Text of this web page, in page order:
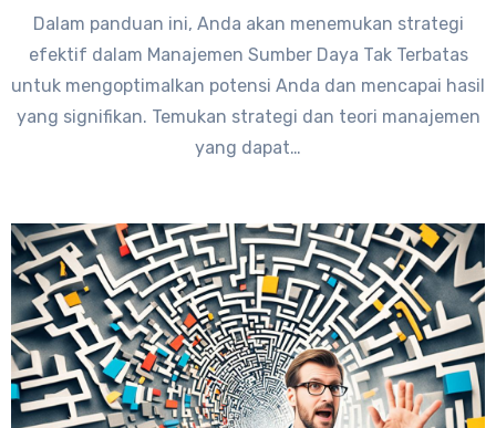
Dalam panduan ini, Anda akan menemukan strategi
efektif dalam Manajemen Sumber Daya Tak Terbatas
untuk mengoptimalkan potensi Anda dan mencapai hasil
yang signifikan. Temukan strategi dan teori manajemen
yang dapat…